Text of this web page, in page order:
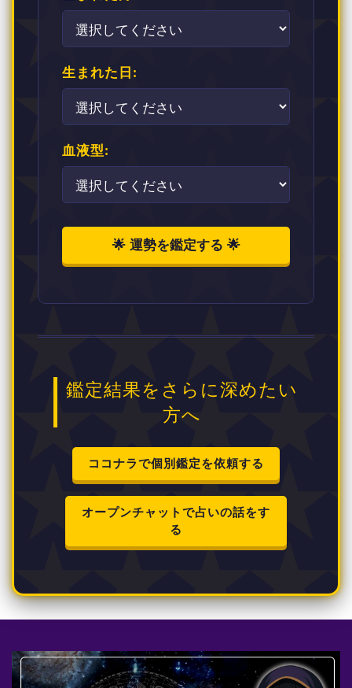
生まれた日:
血液型:
🌟 運勢を鑑定する 🌟
鑑定結果をさらに深めたい
方へ
ココナラで個別鑑定を依頼する
オープンチャットで占いの話をす
る